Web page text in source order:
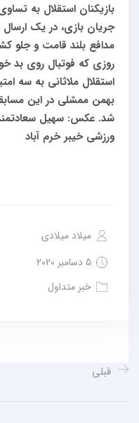
بازیکنان استقلال به
جریان بازی، در یک
مدافع بلند قامت و
روزی که فوتبال روی بد
استقلال ملاثانی به سه
بهمن ممشلی در این
شد. عکس: سهیل
ورزشی خیبر خرم آباد
میلاد میلادی
5 دسامبر 2020
خبر متداول
قبلی